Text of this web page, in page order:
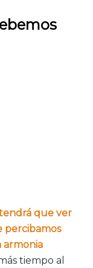
que ver
percibamos
armonia
tiempo al